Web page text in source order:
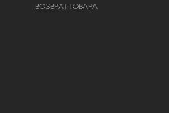
ВОЗВРАТ ТОВАРА